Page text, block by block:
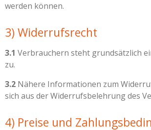
werden können.
3) Widerrufsrecht
3.1 Verbrauchern steht grundsätzlich
zu.
3.2 Nähere Informationen zum
sich aus der Widerrufsbelehrung des
4) Preise und